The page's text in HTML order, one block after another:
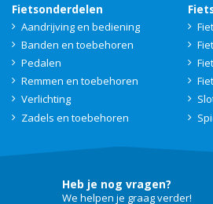
Fietsonderdelen
Aandrijving en bediening
Banden en toebehoren
Pedalen
Remmen en toebehoren
Verlichting
Zadels en toebehoren
Heb je nog vragen?
We helpen je graag verder!